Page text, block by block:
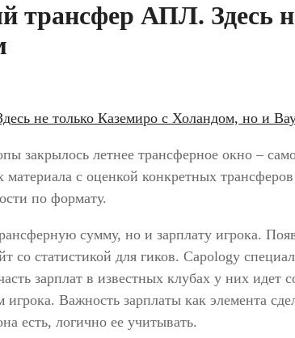
трансфер АПЛ. Здесь
закрылось летнее трансферное окно –
материала с оценкой конкретных
по формату.
сумму, но и зарплату игрока.
со статистикой для гиков. Capology
зарплат в известных клубах у них идет
Важность зарплаты как элемента
есть, логично ее учитывать.